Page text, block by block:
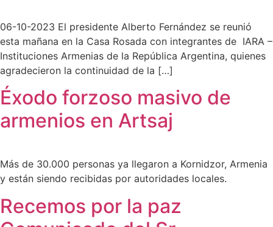
06-10-2023 El presidente Alberto Fernández se reunió
esta mañana en la Casa Rosada con integrantes de IARA –
Instituciones Armenias de la República Argentina, quienes
agradecieron la continuidad de la […]
Éxodo forzoso masivo de
armenios en Artsaj
Más de 30.000 personas ya llegaron a Kornidzor, Armenia
y están siendo recibidas por autoridades locales.
Recemos por la paz